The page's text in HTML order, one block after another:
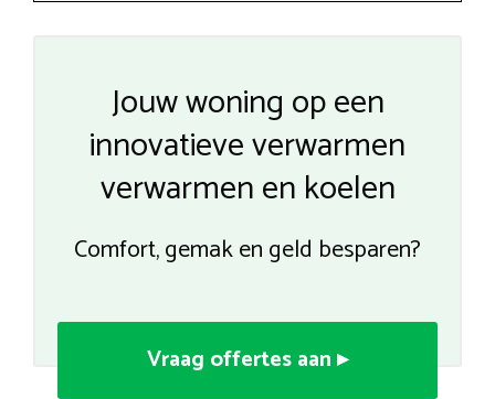
Jouw woning op een
innovatieve verwarmen
verwarmen en koelen
Comfort, gemak en geld besparen?
Vraag offertes aan ▸